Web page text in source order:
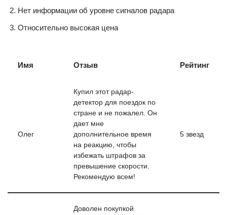
Нет информации об уровне сигналов радара
Относительно высокая цена
Имя Отзыв Рейтинг
Олег
Купил этот радар-
детектор для поездок по
стране и не пожалел. Он
дает мне
дополнительное время
на реакцию, чтобы
избежать штрафов за
превышение скорости.
Рекомендую всем!
5 звезд
Доволен покупкой